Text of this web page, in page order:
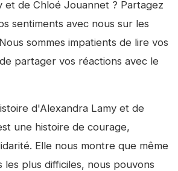
et de Chloé Jouannet ? Partagez
sentiments avec nous sur les
sommes impatients de lire vos
partager vos réactions avec le
d'Alexandra Lamy et de
une histoire de courage,
Elle nous montre que même
les plus difficiles, nous pouvons